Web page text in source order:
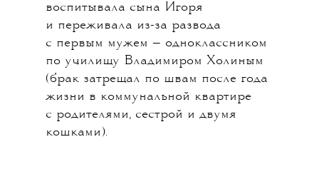
воспитывала сына Игоря
и переживала из-за развода
с первым мужем — одноклассником
по училищу Владимиром Холиным
(брак затрещал по швам после года
жизни в коммунальной квартире
с родителями, сестрой и двумя
кошками).